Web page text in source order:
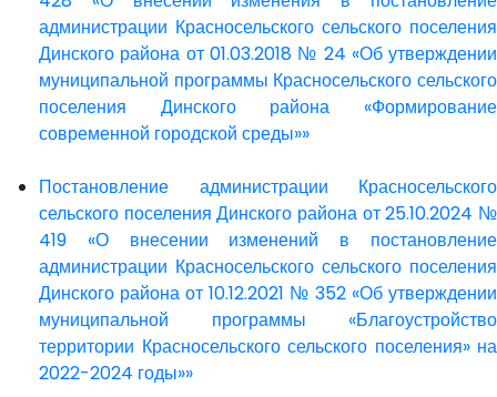
администрации Красносельского сельского поселения
Динского района от 01.03.2018 № 24 «Об утверждении
муниципальной программы Красносельского сельского
поселения Динского района «Формирование
современной городской среды»»
Постановление администрации Красносельского
сельского поселения Динского района от 25.10.2024 №
419 «О внесении изменений в постановление
администрации Красносельского сельского поселения
Динского района от 10.12.2021 № 352 «Об утверждении
муниципальной программы «Благоустройство
территории Красносельского сельского поселения» на
2022-2024 годы»»